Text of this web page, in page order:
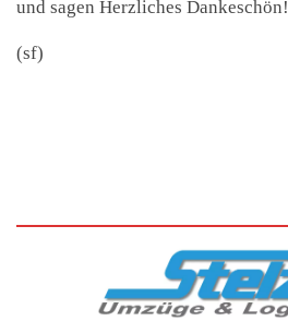
und sagen Herzliches Dankeschön!
(sf)